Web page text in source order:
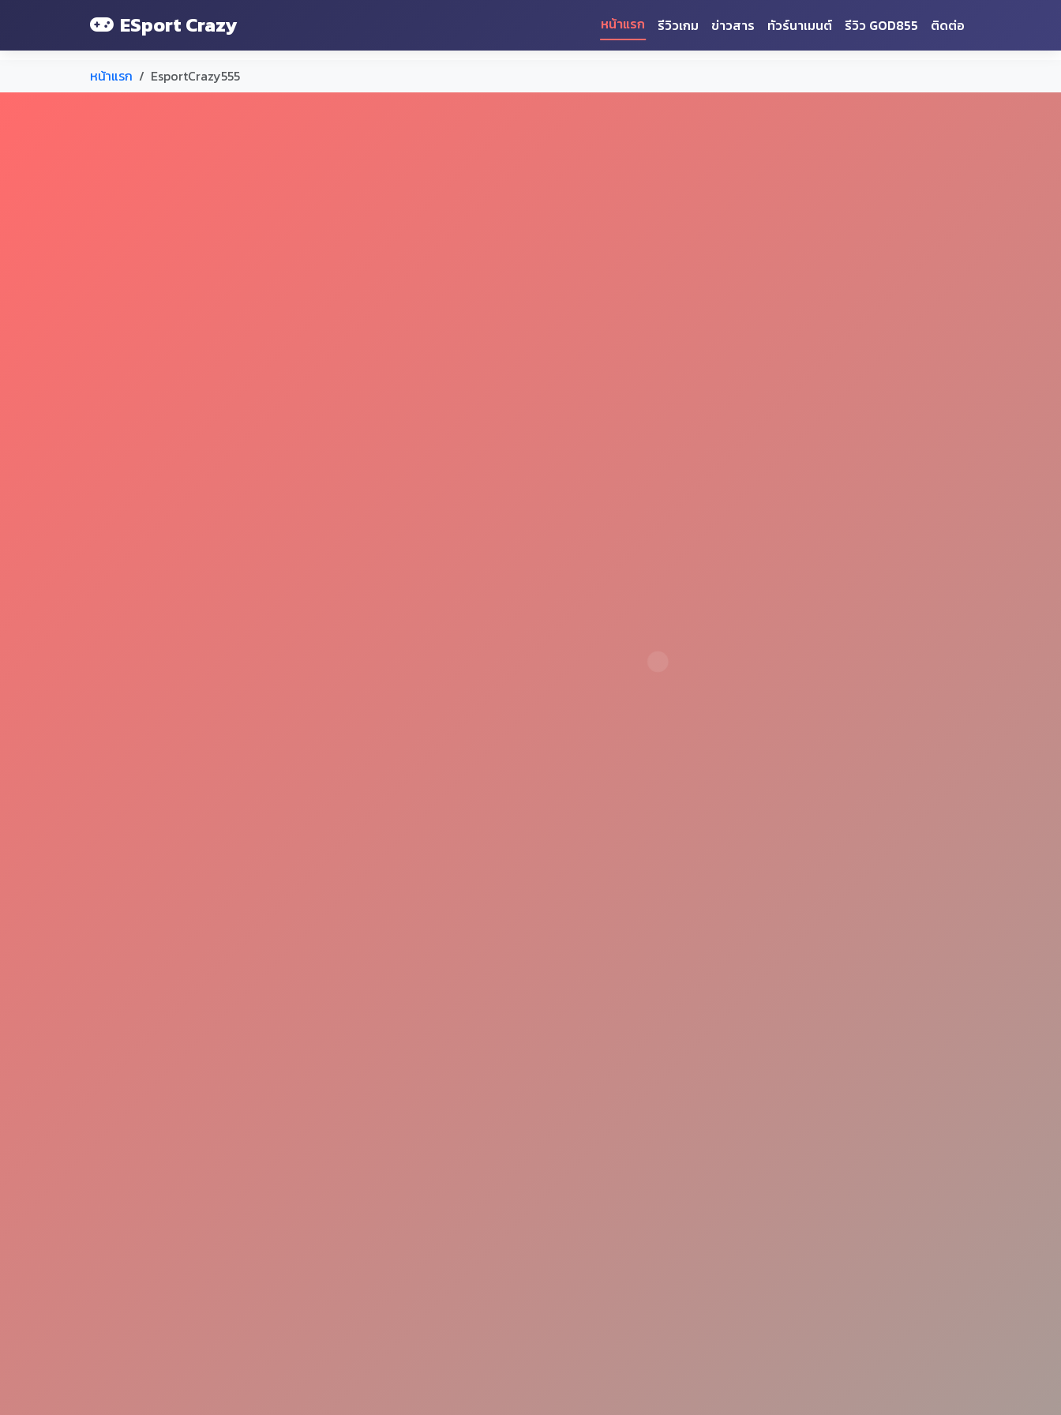
หน้าแรก EsportCrazy555
ESport Crazy หน้าแรก รีวิวเกม ข่าวสาร ทัวร์นาเมนต์ รีวิว GOD855 ติดต่อ